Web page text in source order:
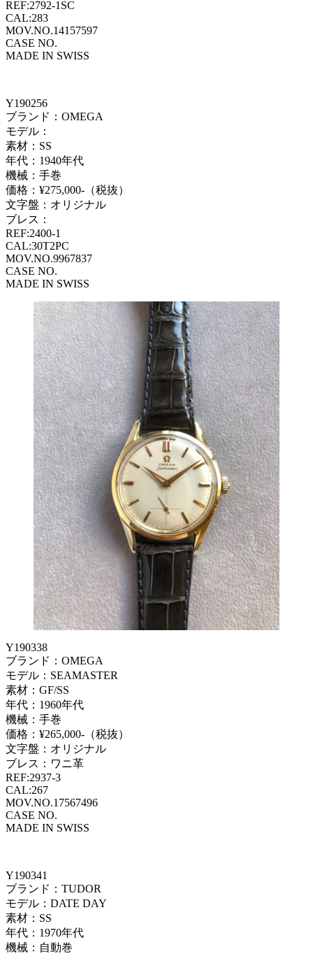
REF:2792-1SC
CAL:283
MOV.NO.14157597
CASE NO.
MADE IN SWISS
Y190256
ブランド：OMEGA
モデル：
素材：SS
年代：1940年代
機械：手巻
価格：¥275,000-（税抜）
文字盤：オリジナル
ブレス：
REF:2400-1
CAL:30T2PC
MOV.NO.9967837
CASE NO.
MADE IN SWISS
Y190338
ブランド：OMEGA
モデル：SEAMASTER
素材：GF/SS
年代：1960年代
機械：手巻
価格：¥265,000-（税抜）
文字盤：オリジナル
ブレス：ワニ革
REF:2937-3
CAL:267
MOV.NO.17567496
CASE NO.
MADE IN SWISS
Y190341
ブランド：TUDOR
モデル：DATE DAY
素材：SS
年代：1970年代
機械：自動巻